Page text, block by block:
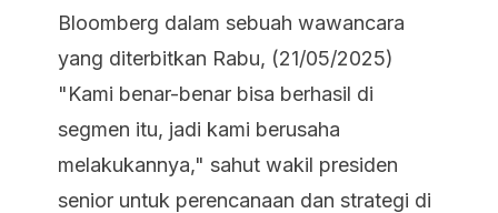
Bloomberg dalam sebuah wawancara
yang diterbitkan Rabu, (21/05/2025)
"Kami benar-benar bisa berhasil di
segmen itu, jadi kami berusaha
melakukannya," sahut wakil presiden
senior untuk perencanaan dan strategi di